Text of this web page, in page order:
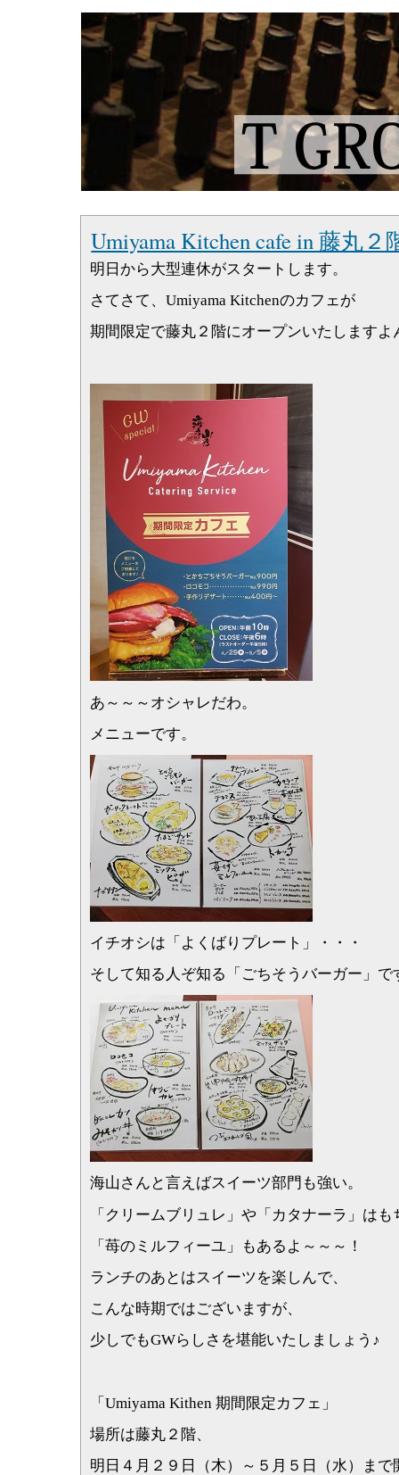
Umiyama Kitchen cafe in 藤丸２
明日から大型連休がスタートします。
さてさて、Umiyama Kitchenのカフェが
期間限定で藤丸２階にオープンいたしますよ
あ～～～オシャレだわ。
メニューです。
イチオシは「よくばりプレート」・・・
そして知る人ぞ知る「ごちそうバーガー」で
海山さんと言えばスイーツ部門も強い。
「クリームブリュレ」や「カタナーラ」はも
「苺のミルフィーユ」もあるよ～～～！
ランチのあとはスイーツを楽しんで、
こんな時期ではございますが、
少しでもGWらしさを堪能いたしましょう♪
「Umiyama Kithen 期間限定カフェ」
場所は藤丸２階、
明日４月２９日（木）～５月５日（水）まで